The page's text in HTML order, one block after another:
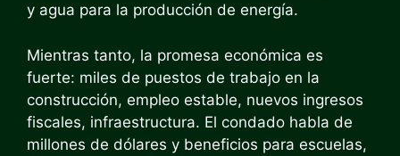
y agua para la producción de energía.
Mientras tanto, la promesa económica es
fuerte: miles de puestos de trabajo en la
construcción, empleo estable, nuevos ingresos
fiscales, infraestructura. El condado habla de
millones de dólares y beneficios para escuelas,